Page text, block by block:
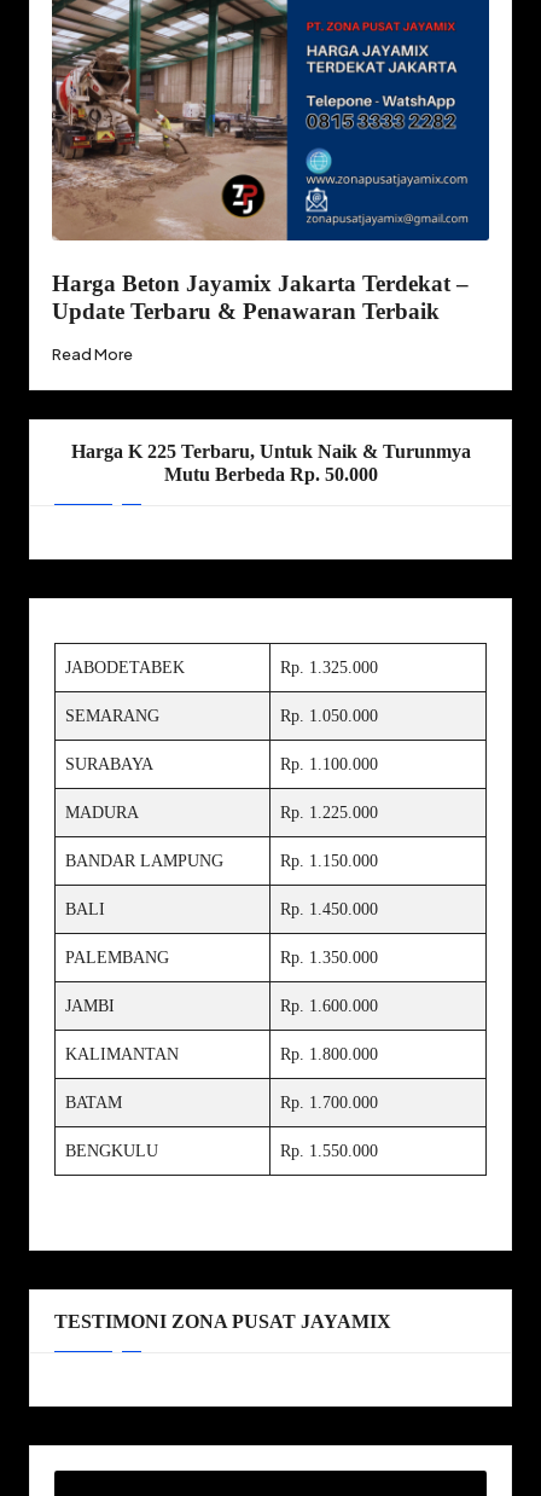
Harga Beton Jayamix Jakarta Terdekat –
Update Terbaru & Penawaran Terbaik
Read More
Harga K 225 Terbaru, Untuk Naik & Turunmya
Mutu Berbeda Rp. 50.000
JABODETABEK Rp. 1.325.000
SEMARANG Rp. 1.050.000
SURABAYA Rp. 1.100.000
MADURA Rp. 1.225.000
BANDAR LAMPUNG Rp. 1.150.000
BALI Rp. 1.450.000
PALEMBANG Rp. 1.350.000
JAMBI Rp. 1.600.000
KALIMANTAN Rp. 1.800.000
BATAM Rp. 1.700.000
BENGKULU Rp. 1.550.000
TESTIMONI ZONA PUSAT JAYAMIX